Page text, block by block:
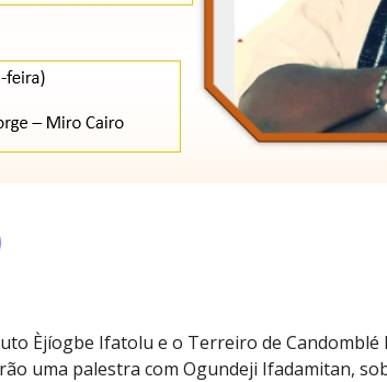
Èjíogbe Ifatolu e o Terreiro de Candomblé
uma palestra com Ogundeji Ifadamitan,